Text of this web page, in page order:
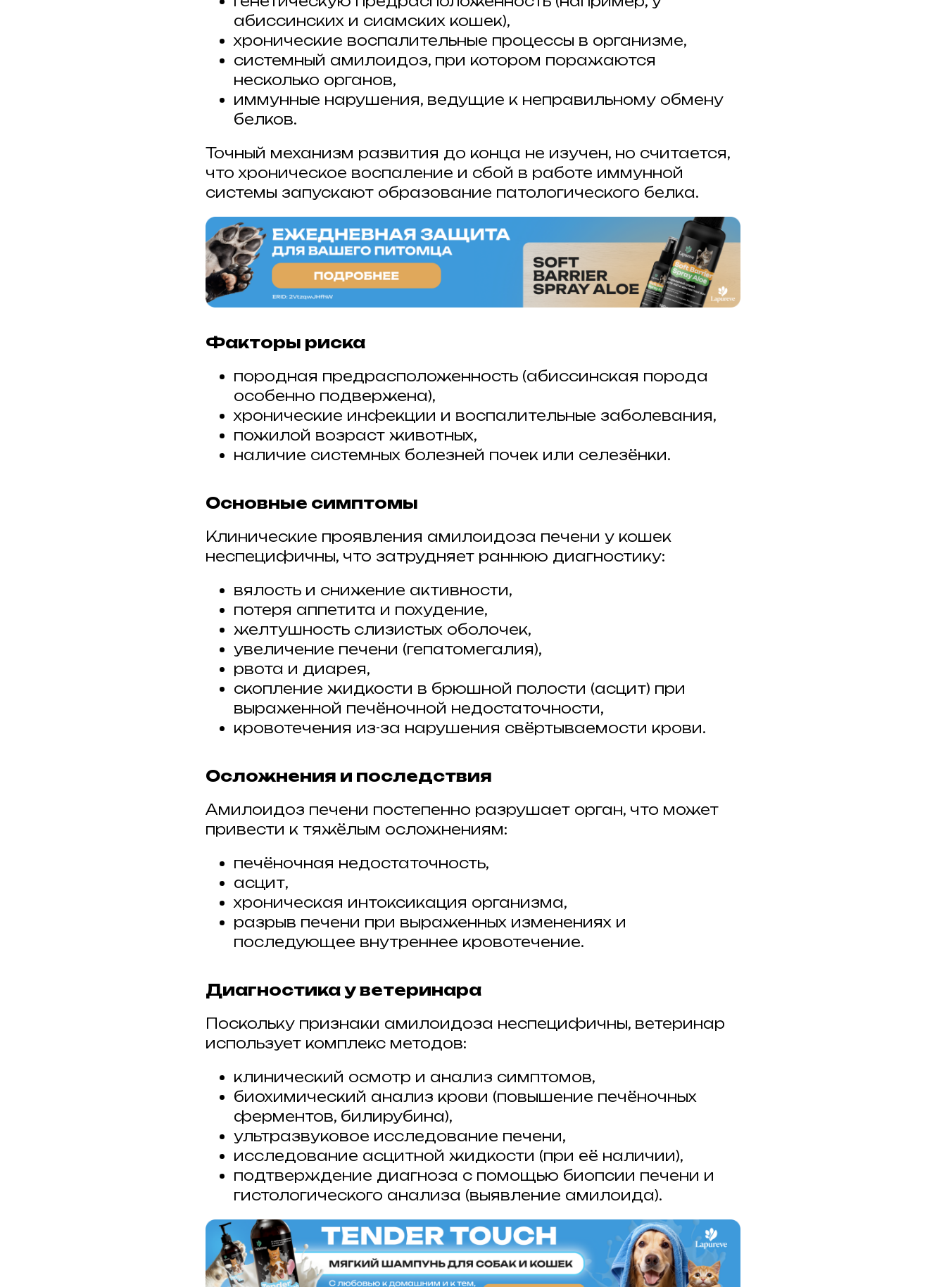
абиссинских и сиамских кошек),
хронические воспалительные процессы в организме,
системный амилоидоз, при котором поражаются
несколько органов,
иммунные нарушения, ведущие к неправильному обмену
белков.
Точный механизм развития до конца не изучен, но считается,
что хроническое воспаление и сбой в работе иммунной
системы запускают образование патологического белка.
Факторы риска
породная предрасположенность (абиссинская порода
особенно подвержена),
хронические инфекции и воспалительные заболевания,
пожилой возраст животных,
наличие системных болезней почек или селезёнки.
Основные симптомы
Клинические проявления амилоидоза печени у кошек
неспецифичны, что затрудняет раннюю диагностику:
вялость и снижение активности,
потеря аппетита и похудение,
желтушность слизистых оболочек,
увеличение печени (гепатомегалия),
рвота и диарея,
скопление жидкости в брюшной полости (асцит) при
выраженной печёночной недостаточности,
кровотечения из-за нарушения свёртываемости крови.
Осложнения и последствия
Амилоидоз печени постепенно разрушает орган, что может
привести к тяжёлым осложнениям:
печёночная недостаточность,
асцит,
хроническая интоксикация организма,
разрыв печени при выраженных изменениях и
последующее внутреннее кровотечение.
Диагностика у ветеринара
Поскольку признаки амилоидоза неспецифичны, ветеринар
использует комплекс методов:
клинический осмотр и анализ симптомов,
биохимический анализ крови (повышение печёночных
ферментов, билирубина),
ультразвуковое исследование печени,
исследование асцитной жидкости (при её наличии),
подтверждение диагноза с помощью биопсии печени и
гистологического анализа (выявление амилоида).